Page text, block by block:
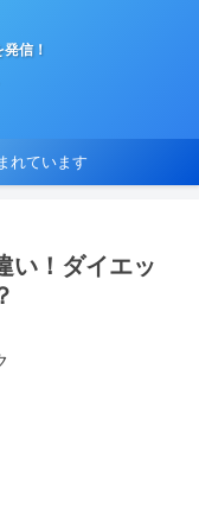
信！
れています
い！ダイエッ